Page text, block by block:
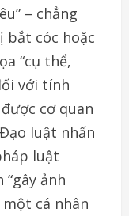
– chẳng
bắt cóc hoặc
“cụ thể,
với tính
cơ quan
luật nhấn
luật
ảnh
cá nhân